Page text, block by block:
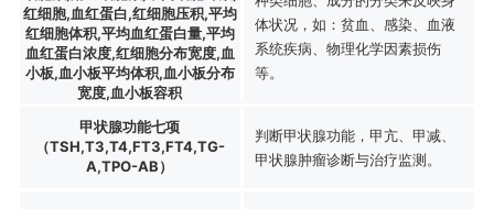
红细胞,血红蛋白,红细胞压积,平均
红细胞体积,平均血红蛋白量,平均
血红蛋白浓度,红细胞分布宽度,血
小板,血小板平均体积,血小板分布
宽度,血小板容积
体状况，如：贫血、感染、血液
系统疾病、物理化学因素损伤
等。
甲状腺功能七项
（TSH,T3,T4,FT3,FT4,TG-
A,TPO-AB）
判断甲状腺功能，甲亢、甲减、
甲状腺肿瘤诊断与治疗监测。